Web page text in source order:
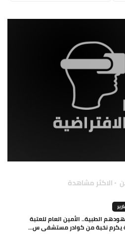
الاكثر مشاهدة
الطبية.. الأمين العام للعتبة
يكرم نخبة من كوادر مستشفى س...